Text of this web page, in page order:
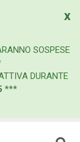
x
SOSPESE
DURANTE
***